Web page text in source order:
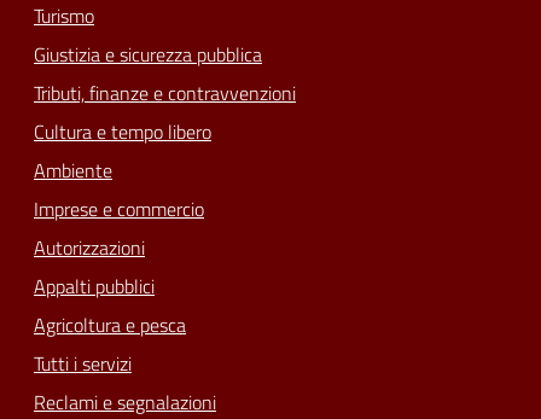
Turismo
Giustizia e sicurezza pubblica
Tributi, finanze e contravvenzioni
Cultura e tempo libero
Ambiente
Imprese e commercio
Autorizzazioni
Appalti pubblici
Agricoltura e pesca
Tutti i servizi
Reclami e segnalazioni